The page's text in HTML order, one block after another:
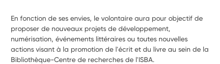
En fonction de ses envies, le volontaire aura pour objectif de
proposer de nouveaux projets de développement,
numérisation, événements littéraires ou toutes nouvelles
actions visant à la promotion de l'écrit et du livre au sein de la
Bibliothèque-Centre de recherches de l'ISBA.